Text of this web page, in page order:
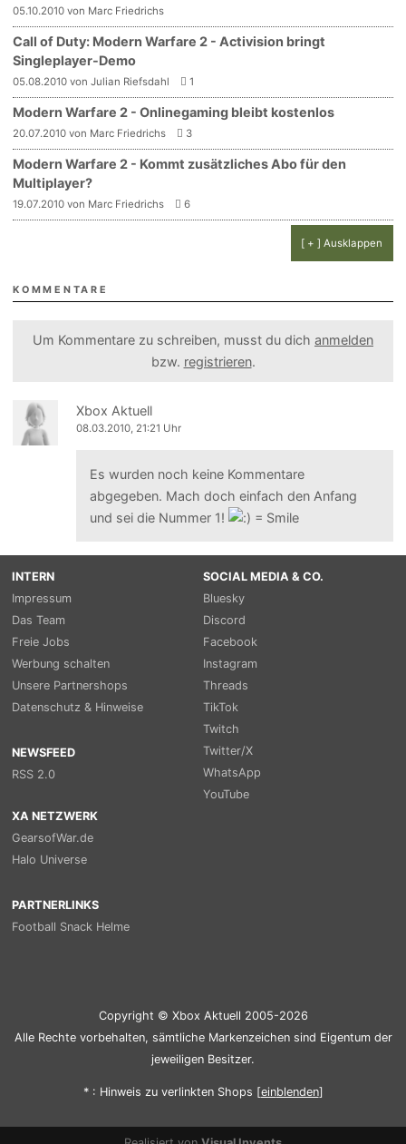
05.10.2010 von Marc Friedrichs
Call of Duty: Modern Warfare 2 - Activision bringt
Singleplayer-Demo
05.08.2010 von Julian Riefsdahl 1
Modern Warfare 2 - Onlinegaming bleibt kostenlos
20.07.2010 von Marc Friedrichs 3
Modern Warfare 2 - Kommt zusätzliches Abo für den
Multiplayer?
19.07.2010 von Marc Friedrichs 6
[ + ] Ausklappen
KOMMENTARE
Um Kommentare zu schreiben, musst du dich anmelden
bzw. registrieren.
Xbox Aktuell
08.03.2010, 21:21 Uhr
Es wurden noch keine Kommentare
abgegeben. Mach doch einfach den Anfang
und sei die Nummer 1!
INTERN
Impressum
Das Team
Freie Jobs
Werbung schalten
Unsere Partnershops
Datenschutz & Hinweise
NEWSFEED
RSS 2.0
SOCIAL MEDIA & CO.
Bluesky
Discord
Facebook
Instagram
Threads
TikTok
Twitch
Twitter/X
WhatsApp
YouTube
XA NETZWERK
GearsofWar.de
Halo Universe
PARTNERLINKS
Football Snack Helme
Copyright © Xbox Aktuell 2005-2026
Alle Rechte vorbehalten, sämtliche Markenzeichen sind Eigentum der
jeweiligen Besitzer.
* : Hinweis zu verlinkten Shops [einblenden]